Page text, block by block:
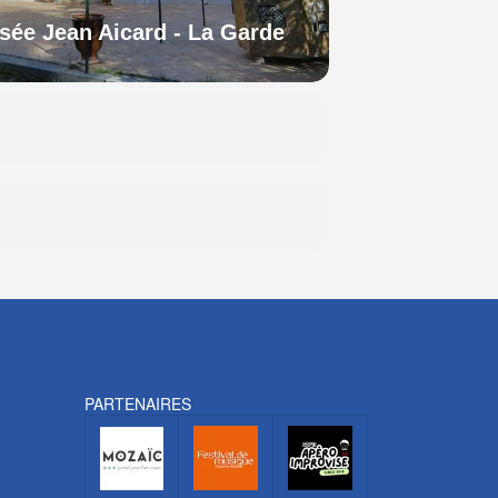
Jean Aicard - La Garde
PARTENAIRES